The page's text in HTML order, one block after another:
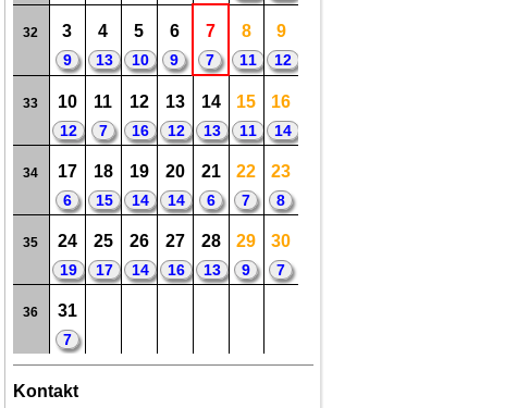
32 3
9
4
13
5
10
6
9
7
7
8
11
9
12
33 10
12
11
7
12
16
13
12
14
13
15
11
16
14
34 17
6
18
15
19
14
20
14
21
6
22
7
23
8
35 24
19
25
17
26
14
27
16
28
13
29
9
30
7
36 31
7
Kontakt